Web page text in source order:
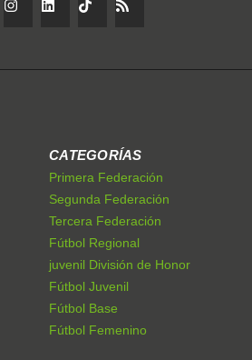
CATEGORÍAS
Primera Federación
Segunda Federación
Tercera Federación
Fútbol Regional
juvenil División de Honor
Fútbol Juvenil
Fútbol Base
Fútbol Femenino